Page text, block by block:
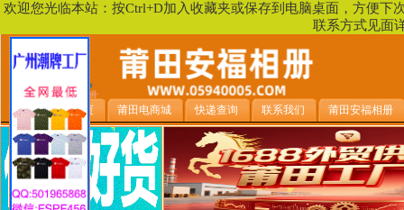
欢迎您光临本站：按Ctrl+D加入收藏夹或保存到电脑桌面，方便
联系方式见面
安福相册首页 莆田电商城 快递查询 联系我们 莆田安福相册